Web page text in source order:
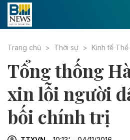
Trang chủ Thời sự Kinh tế Thế
Tổng thống
xin lỗi người
bối chính trị